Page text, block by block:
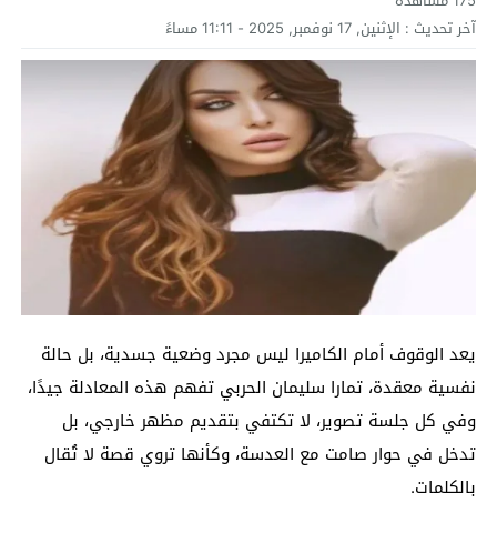
آخر تحديث : الإثنين, 17 نوفمبر, 2025 - 11:11 مساءً
يعد الوقوف أمام الكاميرا ليس مجرد وضعية جسدية، بل حالة
نفسية معقدة، تمارا سليمان الحربي تفهم هذه المعادلة جيدًا،
وفي كل جلسة تصوير، لا تكتفي بتقديم مظهر خارجي، بل
تدخل في حوار صامت مع العدسة، وكأنها تروي قصة لا تُقال
بالكلمات.